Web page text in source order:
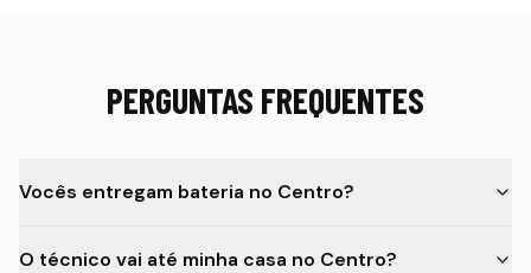
PERGUNTAS FREQUENTES
Vocês entregam bateria no Centro?
O técnico vai até minha casa no Centro?